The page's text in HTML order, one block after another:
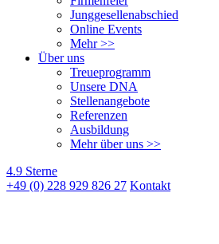
Junggesellenabschied
Online Events
Mehr >>
Über uns
Treueprogramm
Unsere DNA
Stellenangebote
Referenzen
Ausbildung
Mehr über uns >>
4.9 Sterne
+49 (0) 228 929 826 27 Kontakt